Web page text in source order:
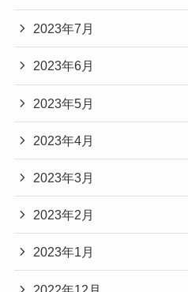
2023年7月
2023年6月
2023年5月
2023年4月
2023年3月
2023年2月
2023年1月